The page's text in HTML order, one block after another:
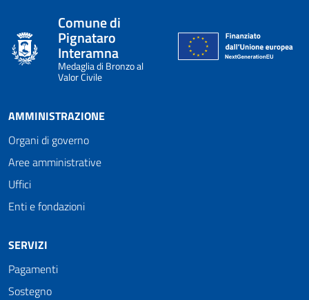
Comune di
Pignataro
Interamna
Medaglia di Bronzo al
Valor Civile
AMMINISTRAZIONE
Organi di governo
Aree amministrative
Uffici
Enti e fondazioni
SERVIZI
Pagamenti
Sostegno